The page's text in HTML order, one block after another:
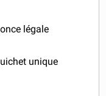
légale
unique